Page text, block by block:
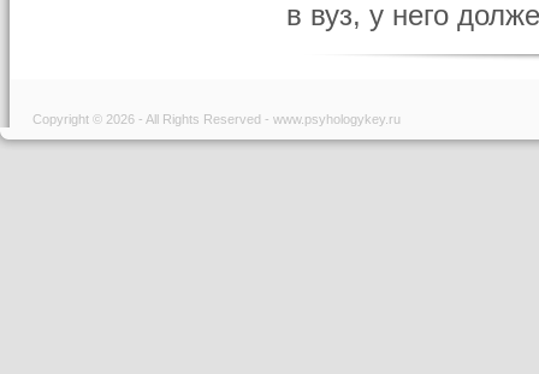
в вуз, у него
Copyright © 2026 - All Rights Reserved - www.psyhologykey.ru